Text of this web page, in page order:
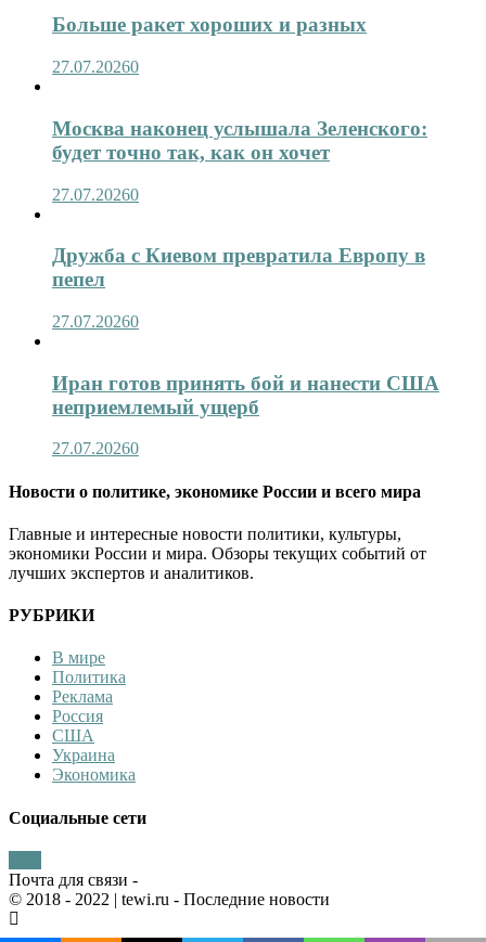
Больше ракет хороших и разных
27.07.20260
Москва наконец услышала Зеленского:
будет точно так, как он хочет
27.07.20260
Дружба с Киевом превратила Европу в
пепел
27.07.20260
Иран готов принять бой и нанести США
неприемлемый ущерб
27.07.20260
Новости о политике, экономике России и всего мира
Главные и интересные новости политики, культуры,
экономики России и мира. Обзоры текущих событий от
лучших экспертов и аналитиков.
РУБРИКИ
В мире
Политика
Реклама
Россия
США
Украина
Экономика
Социальные сети
Почта для связи -
© 2018 - 2022 | tewi.ru - Последние новости